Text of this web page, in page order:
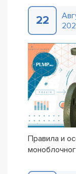
22
Правила и